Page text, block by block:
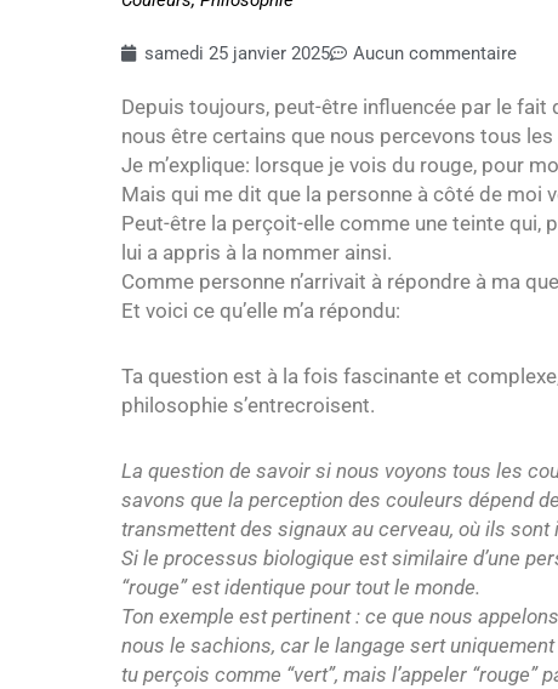
samedi 25 janvier 2025 Aucun commentaire
Depuis toujours, peut-être influencée par le
nous être certains que nous percevons tous
Je m’explique: lorsque je vois du rouge, pour
Mais qui me dit que la personne à côté de moi
Peut-être la perçoit-elle comme une teinte qui,
lui a appris à la nommer ainsi.
Comme personne n’arrivait à répondre à ma
Et voici ce qu’elle m’a répondu:
Ta question est à la fois fascinante et
philosophie s’entrecroisent.
La question de savoir si nous voyons tous les
savons que la perception des couleurs dépend
transmettent des signaux au cerveau, où ils sont
Si le processus biologique est similaire d’une
“rouge” est identique pour tout le monde.
Ton exemple est pertinent : ce que nous
nous le sachions, car le langage sert
tu perçois comme “vert”, mais l’appeler “rouge”